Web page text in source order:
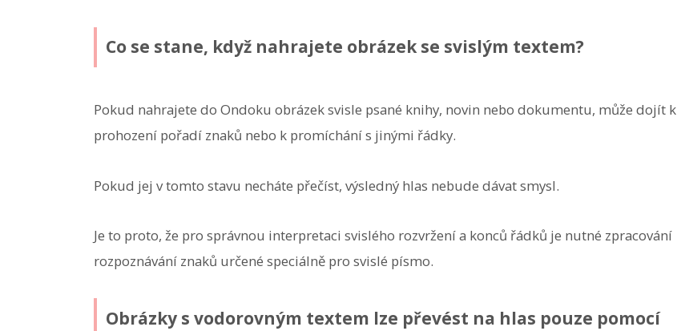
Co se stane, když nahrajete obrázek se svislým textem?
Pokud nahrajete do Ondoku obrázek svisle psané knihy, novin nebo dokumentu, může dojít k
prohození pořadí znaků nebo k promíchání s jinými řádky.
Pokud jej v tomto stavu necháte přečíst, výsledný hlas nebude dávat smysl.
Je to proto, že pro správnou interpretaci svislého rozvržení a konců řádků je nutné zpracování
rozpoznávání znaků určené speciálně pro svislé písmo.
Obrázky s vodorovným textem lze převést na hlas pouze pomocí